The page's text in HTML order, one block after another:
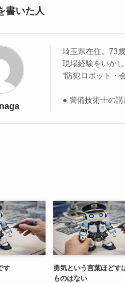
書いた人
埼玉県在住。73
現場経験をいか
“防犯ロボット・
● 警備技術士の
す
勇気という言葉ほどす
ものはない